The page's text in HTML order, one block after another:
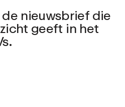
nieuwsbrief die
geeft in het